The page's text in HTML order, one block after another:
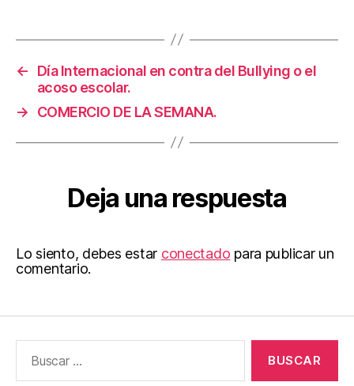
←
Día Internacional en contra del Bullying o el
acoso escolar.
→
COMERCIO DE LA SEMANA.
Deja una respuesta
Lo siento, debes estar conectado para publicar un
comentario.